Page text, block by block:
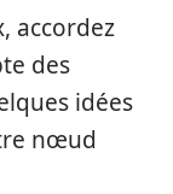
accordez
des
idées
nœud